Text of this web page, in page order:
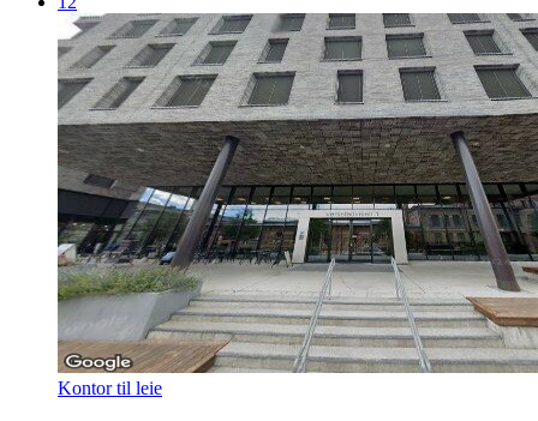
Kontor til leie